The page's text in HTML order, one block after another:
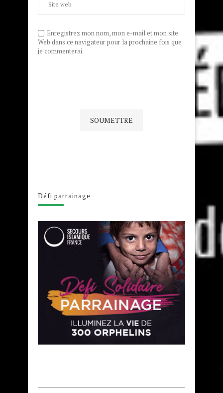
Enregistrez mon nom, mon e-mail et mon site
Web dans ce navigateur pour la prochaine fois que
je commenterai.
Défi parrainage